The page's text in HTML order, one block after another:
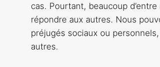
cas. Pourtant, beaucoup
répondre aux autres. Nous
préjugés sociaux ou
autres.